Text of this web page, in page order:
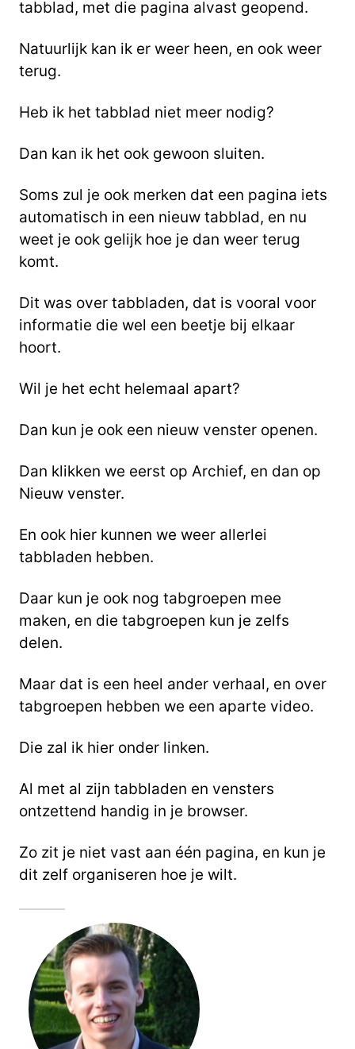
tabblad, met die pagina alvast geopend.
Natuurlijk kan ik er weer heen, en ook weer
terug.
Heb ik het tabblad niet meer nodig?
Dan kan ik het ook gewoon sluiten.
Soms zul je ook merken dat een pagina iets
automatisch in een nieuw tabblad, en nu
weet je ook gelijk hoe je dan weer terug
komt.
Dit was over tabbladen, dat is vooral voor
informatie die wel een beetje bij elkaar
hoort.
Wil je het echt helemaal apart?
Dan kun je ook een nieuw venster openen.
Dan klikken we eerst op Archief, en dan op
Nieuw venster.
En ook hier kunnen we weer allerlei
tabbladen hebben.
Daar kun je ook nog tabgroepen mee
maken, en die tabgroepen kun je zelfs
delen.
Maar dat is een heel ander verhaal, en over
tabgroepen hebben we een aparte video.
Die zal ik hier onder linken.
Al met al zijn tabbladen en vensters
ontzettend handig in je browser.
Zo zit je niet vast aan één pagina, en kun je
dit zelf organiseren hoe je wilt.